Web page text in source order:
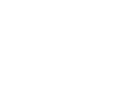
zusammenarbeiten und
trainieren
erstellen
Fehlerverfolgung
überprüfen
Schöpfern
mit Unity-Trainern
mit dem Lernen
schneller mit
Fragen
unserem Team